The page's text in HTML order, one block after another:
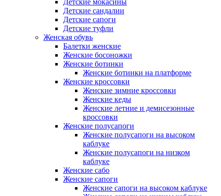
Детские мокасины
Детские сандалии
Детские сапоги
Детские туфли
Женская обувь
Балетки женские
Женские босоножки
Женские ботинки
Женские ботинки на платформе
Женские кроссовки
Женские зимние кроссовки
Женские кеды
Женские летние и демисезонные
кроссовки
Женские полусапоги
Женские полусапоги на высоком
каблуке
Женские полусапоги на низком
каблуке
Женские сабо
Женские сапоги
Женские сапоги на высоком каблуке